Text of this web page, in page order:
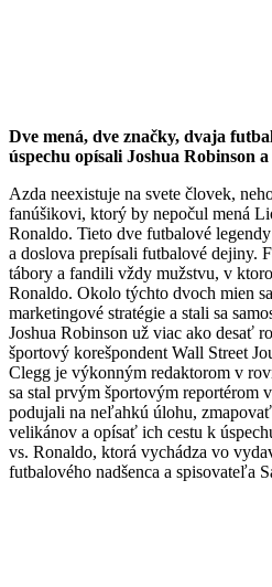
Dve mená, dve značky, dvaja
úspechu opísali Joshua Robinson
Azda neexistuje na svete človek,
fanúšikovi, ktorý by nepočul mená
Ronaldo. Tieto dve futbalové
a doslova prepísali futbalové dejiny.
tábory a fandili vždy mužstvu, v
Ronaldo. Okolo týchto dvoch mien
marketingové stratégie a stali sa
Joshua Robinson už viac ako desať
športový korešpondent Wall Street
Clegg je výkonným redaktorom v
sa stal prvým športovým reportérom
podujali na neľahkú úlohu,
velikánov a opísať ich cestu k
vs. Ronaldo, ktorá vychádza vo
futbalového nadšenca a spisovateľa